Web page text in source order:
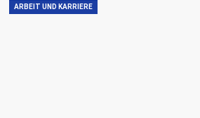
ARBEIT UND KARRIERE